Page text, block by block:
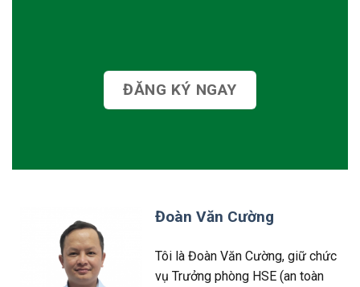
ĐĂNG KÝ NGAY
Đoàn Văn Cường
Tôi là Đoàn Văn Cường, giữ chức
vụ Trưởng phòng HSE (an toàn